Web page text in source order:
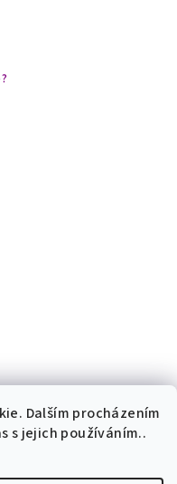
Dalším procházením
s jejich používáním..